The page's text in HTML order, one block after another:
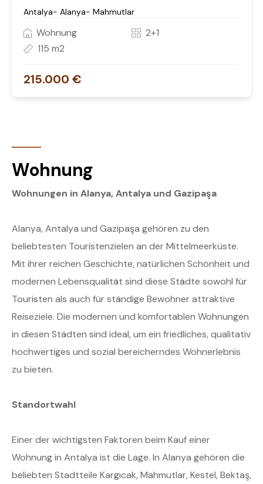
Antalya- Alanya- Mahmutlar
Wohnung
2+1
115 m2
215.000 €
Wohnung
Wohnungen in Alanya, Antalya und Gazipaşa
Alanya, Antalya und Gazipaşa gehören zu den
beliebtesten Touristenzielen an der Mittelmeerküste.
Mit ihrer reichen Geschichte, natürlichen Schönheit und
modernen Lebensqualität sind diese Städte sowohl für
Touristen als auch für ständige Bewohner attraktive
Reiseziele. Die modernen und komfortablen Wohnungen
in diesen Städten sind ideal, um ein friedliches, qualitativ
hochwertiges und sozial bereicherndes Wohnerlebnis
zu bieten.
Standortwahl
Einer der wichtigsten Faktoren beim Kauf einer
Wohnung in Antalya ist die Lage. In Alanya gehören die
beliebten Stadtteile Kargıcak, Mahmutlar, Kestel, Bektaş,